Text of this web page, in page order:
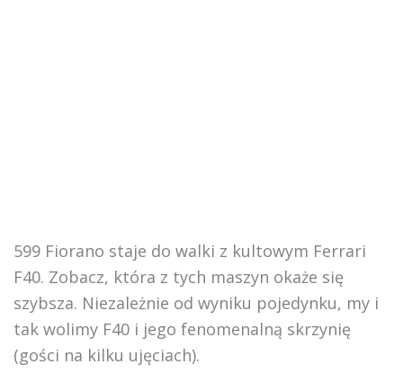
599 Fiorano staje do walki z kultowym Ferrari
F40. Zobacz, która z tych maszyn okaże się
szybsza. Niezależnie od wyniku pojedynku, my i
tak wolimy F40 i jego fenomenalną skrzynię
(gości na kilku ujęciach).